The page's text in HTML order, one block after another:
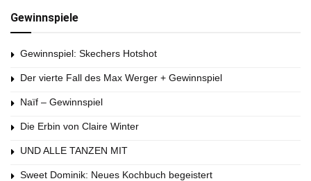
Gewinnspiele
Gewinnspiel: Skechers Hotshot
Der vierte Fall des Max Werger + Gewinnspiel
Naïf – Gewinnspiel
Die Erbin von Claire Winter
UND ALLE TANZEN MIT
Sweet Dominik: Neues Kochbuch begeistert